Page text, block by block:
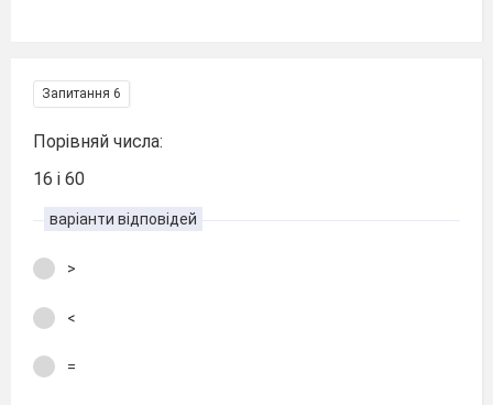
Запитання 6
Порівняй числа:
16 і 60
варіанти відповідей
>
<
=